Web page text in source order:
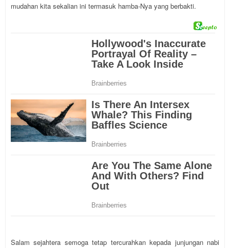
mudahan kita sekalian ini termasuk hamba-Nya yang berbakti.
Salam sejahtera semoga tetap tercurahkan kepada junjungan nabi